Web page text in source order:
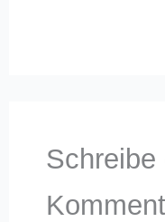
Schreibe